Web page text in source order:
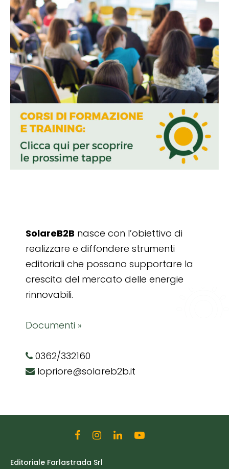
SolareB2B nasce con l’obiettivo di
realizzare e diffondere strumenti
editoriali che possano supportare la
crescita del mercato delle energie
rinnovabili.
Documenti »
0362/332160
lopriore@solareb2b.it
Editoriale Farlastrada Srl